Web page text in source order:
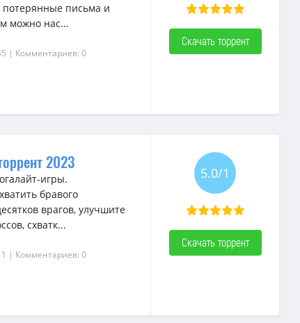
письма и
можно нас...
| Комментариев: 0
Скачать торрент
2023
игры.
бравого
врагов, улучшите
схватк...
| Комментариев: 0
5.0/1
Скачать торрент